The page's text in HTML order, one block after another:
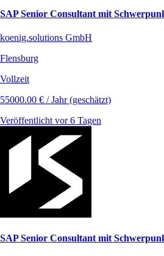
SAP Senior Consultant mit
koenig.solutions GmbH
Flensburg
Vollzeit
55000.00 € / Jahr (geschätzt)
Veröffentlicht vor 6 Tagen
SAP Senior Consultant mit